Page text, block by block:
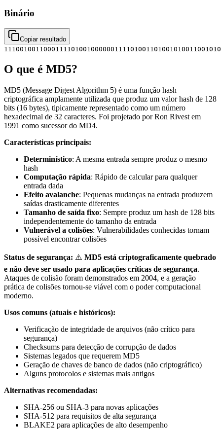
Binário
Copiar resultado
O que é MD5?
MD5 (Message Digest Algorithm 5) é uma função hash
criptográfica amplamente utilizada que produz um valor hash de 128
bits (16 bytes), tipicamente representado como um número
hexadecimal de 32 caracteres. Foi projetado por Ron Rivest em
1991 como sucessor do MD4.
Características principais:
Determinístico: A mesma entrada sempre produz o mesmo
hash
Computação rápida: Rápido de calcular para qualquer
entrada dada
Efeito avalanche: Pequenas mudanças na entrada produzem
saídas drasticamente diferentes
Tamanho de saída fixo: Sempre produz um hash de 128 bits
independentemente do tamanho da entrada
Vulnerável a colisões: Vulnerabilidades conhecidas tornam
possível encontrar colisões
Status de segurança: ⚠️ MD5 está criptograficamente quebrado
e não deve ser usado para aplicações críticas de segurança.
Ataques de colisão foram demonstrados em 2004, e a geração
prática de colisões tornou-se viável com o poder computacional
moderno.
Usos comuns (atuais e históricos):
Verificação de integridade de arquivos (não crítico para
segurança)
Checksums para detecção de corrupção de dados
Sistemas legados que requerem MD5
Geração de chaves de banco de dados (não criptográfico)
Alguns protocolos e sistemas mais antigos
Alternativas recomendadas:
SHA-256 ou SHA-3 para novas aplicações
SHA-512 para requisitos de alta segurança
BLAKE2 para aplicações de alto desempenho